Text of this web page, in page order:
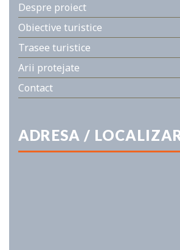
Despre proiect
Obiective turistice
Trasee turistice
Arii protejate
Contact
ADRESA /